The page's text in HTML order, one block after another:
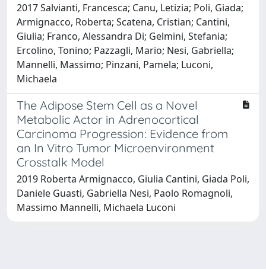
2017 Salvianti, Francesca; Canu, Letizia; Poli, Giada;
Armignacco, Roberta; Scatena, Cristian; Cantini,
Giulia; Franco, Alessandra Di; Gelmini, Stefania;
Ercolino, Tonino; Pazzagli, Mario; Nesi, Gabriella;
Mannelli, Massimo; Pinzani, Pamela; Luconi,
Michaela
The Adipose Stem Cell as a Novel
Metabolic Actor in Adrenocortical
Carcinoma Progression: Evidence from
an In Vitro Tumor Microenvironment
Crosstalk Model
2019 Roberta Armignacco, Giulia Cantini, Giada Poli,
Daniele Guasti, Gabriella Nesi, Paolo Romagnoli,
Massimo Mannelli, Michaela Luconi